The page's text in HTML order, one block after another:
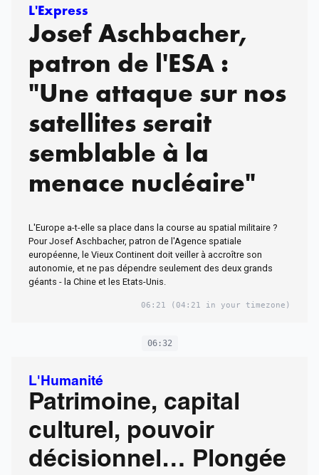
L'Express
Josef Aschbacher,
patron de l'ESA :
"Une attaque sur nos
satellites serait
semblable à la
menace nucléaire"
L'Europe a-t-elle sa place dans la course au spatial militaire ?
Pour Josef Aschbacher, patron de l'Agence spatiale
européenne, le Vieux Continent doit veiller à accroître son
autonomie, et ne pas dépendre seulement des deux grands
géants - la Chine et les Etats-Unis.
06:21 (04:21 in your timezone)
06:32
L'Humanité
Patrimoine, capital
culturel, pouvoir
décisionnel… Plongée